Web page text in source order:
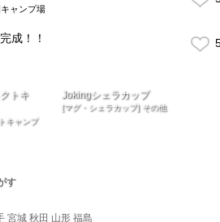
ャンプ場
成！！
トキ
キャンプ
Jokingシェラカップ
[マグ・シェラカップ] その他
す
宮城 秋田 山形 福島